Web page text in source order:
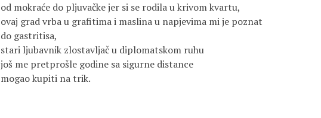
od mokraće do pljuvačke jer si se rodila u krivom kvartu,
ovaj grad vrba u grafitima i maslina u napjevima mi je poznat
do gastritisa,
stari ljubavnik zlostavljač u diplomatskom ruhu
još me pretprošle godine sa sigurne distance
mogao kupiti na trik.